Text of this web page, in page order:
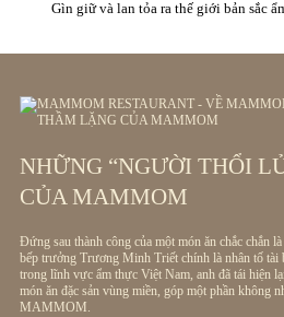
Gìn giữ và lan tỏa ra thế giới bản sắc
NHỮNG “NGƯỜI THỔI
CỦA MAMMOM
Đứng sau thành công của một món ăn chắc chắn
bếp trưởng Trương Minh Triết chính là nhân tố tài
trong lĩnh vực ẩm thực Việt Nam, anh đã tái hiện
món ăn đặc sản vùng miền, góp một phần không
MAMMOM.